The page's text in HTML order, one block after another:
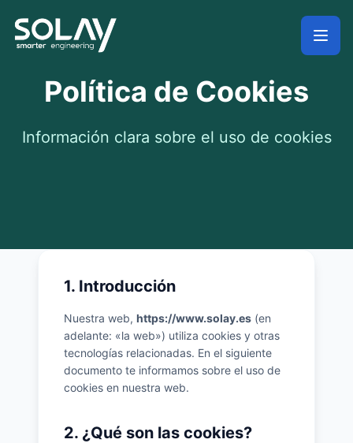
Política de Cookies
Información clara sobre el uso de cookies
1. Introducción
Nuestra web, https://www.solay.es (en
adelante: «la web») utiliza cookies y otras
tecnologías relacionadas. En el siguiente
documento te informamos sobre el uso de
cookies en nuestra web.
2. ¿Qué son las cookies?